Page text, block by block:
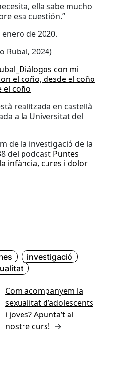
ella sabe mucho
esa cuestión.”
enero de 2020.
Rubal, 2024)
con mi
el coño, desde el coño
el coño
realitzada en castellà
a la Universitat del
de la investigació de la
del podcast Puntes
infància, cures i dolor
investigació
Com acompanyem la
sexualitat d’adolescents
i joves? Apunta’t al
nostre curs! →